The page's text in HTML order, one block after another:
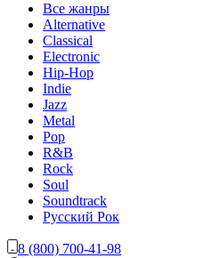
Все жанры
Alternative
Classical
Electronic
Hip-Hop
Indie
Jazz
Metal
Pop
R&B
Rock
Soul
Soundtrack
Русский Рок
8 (800) 700-41-98